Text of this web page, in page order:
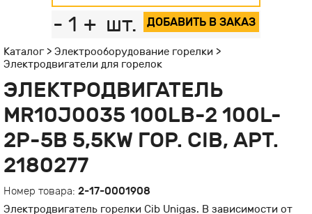
- 1 + шт. ДОБАВИТЬ В ЗАКАЗ
Каталог> Электрооборудование горелки >
Электродвигатели для горелок
ЭЛЕКТРОДВИГАТЕЛЬ
MR10J0035 100LB-2 100L-
2Р-5B 5,5KW ГОР. CIB, АРТ.
2180277
Номер товара: 2-17-0001908
Электродвигатель горелки Cib Unigas. В зависимости от